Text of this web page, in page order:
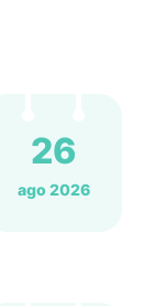
26
ago 2026